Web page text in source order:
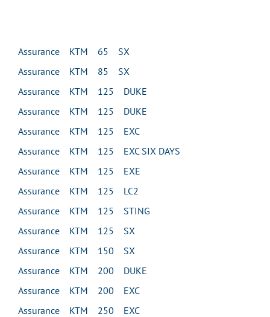
Assurance KTM 65 SX
Assurance KTM 85 SX
Assurance KTM 125 DUKE
Assurance KTM 125 DUKE
Assurance KTM 125 EXC
Assurance KTM 125 EXC SIX DAYS
Assurance KTM 125 EXE
Assurance KTM 125 LC2
Assurance KTM 125 STING
Assurance KTM 125 SX
Assurance KTM 150 SX
Assurance KTM 200 DUKE
Assurance KTM 200 EXC
Assurance KTM 250 EXC